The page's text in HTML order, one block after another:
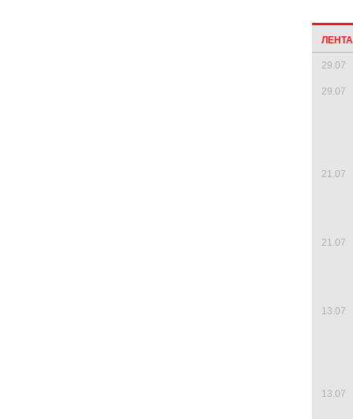
29.07
29.07
21.07
21.07
13.07
13.07